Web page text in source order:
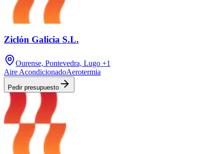
Ziclón Galicia S.L.
Ourense, Pontevedra, Lugo +1
Aire AcondicionadoAerotermia
Pedir presupuesto